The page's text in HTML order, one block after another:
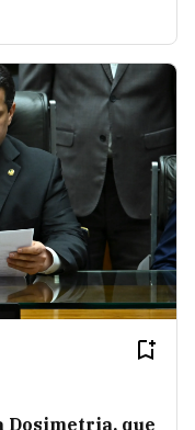
Dosimetria, que